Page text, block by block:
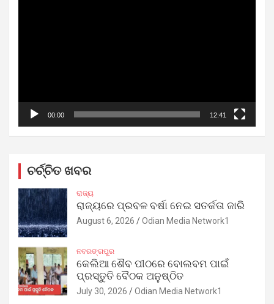
00:00 12:41
ଚର୍ଚ୍ଚିତ ଖବର
ରାଜ୍ୟ
ରାଜ୍ୟରେ ପ୍ରବଳ ବର୍ଷା ନେଇ ସତର୍କତା ଜାରି
August 6, 2026 Odian Media Network1
ନବରଙ୍ଗପୁର
କେଲିଆ ଶୈବ ପୀଠରେ ବୋଲବମ ପାଇଁ
ପ୍ରସ୍ତୁତି ବୈଠକ ଅନୁଷ୍ଠିତ
July 30, 2026 Odian Media Network1